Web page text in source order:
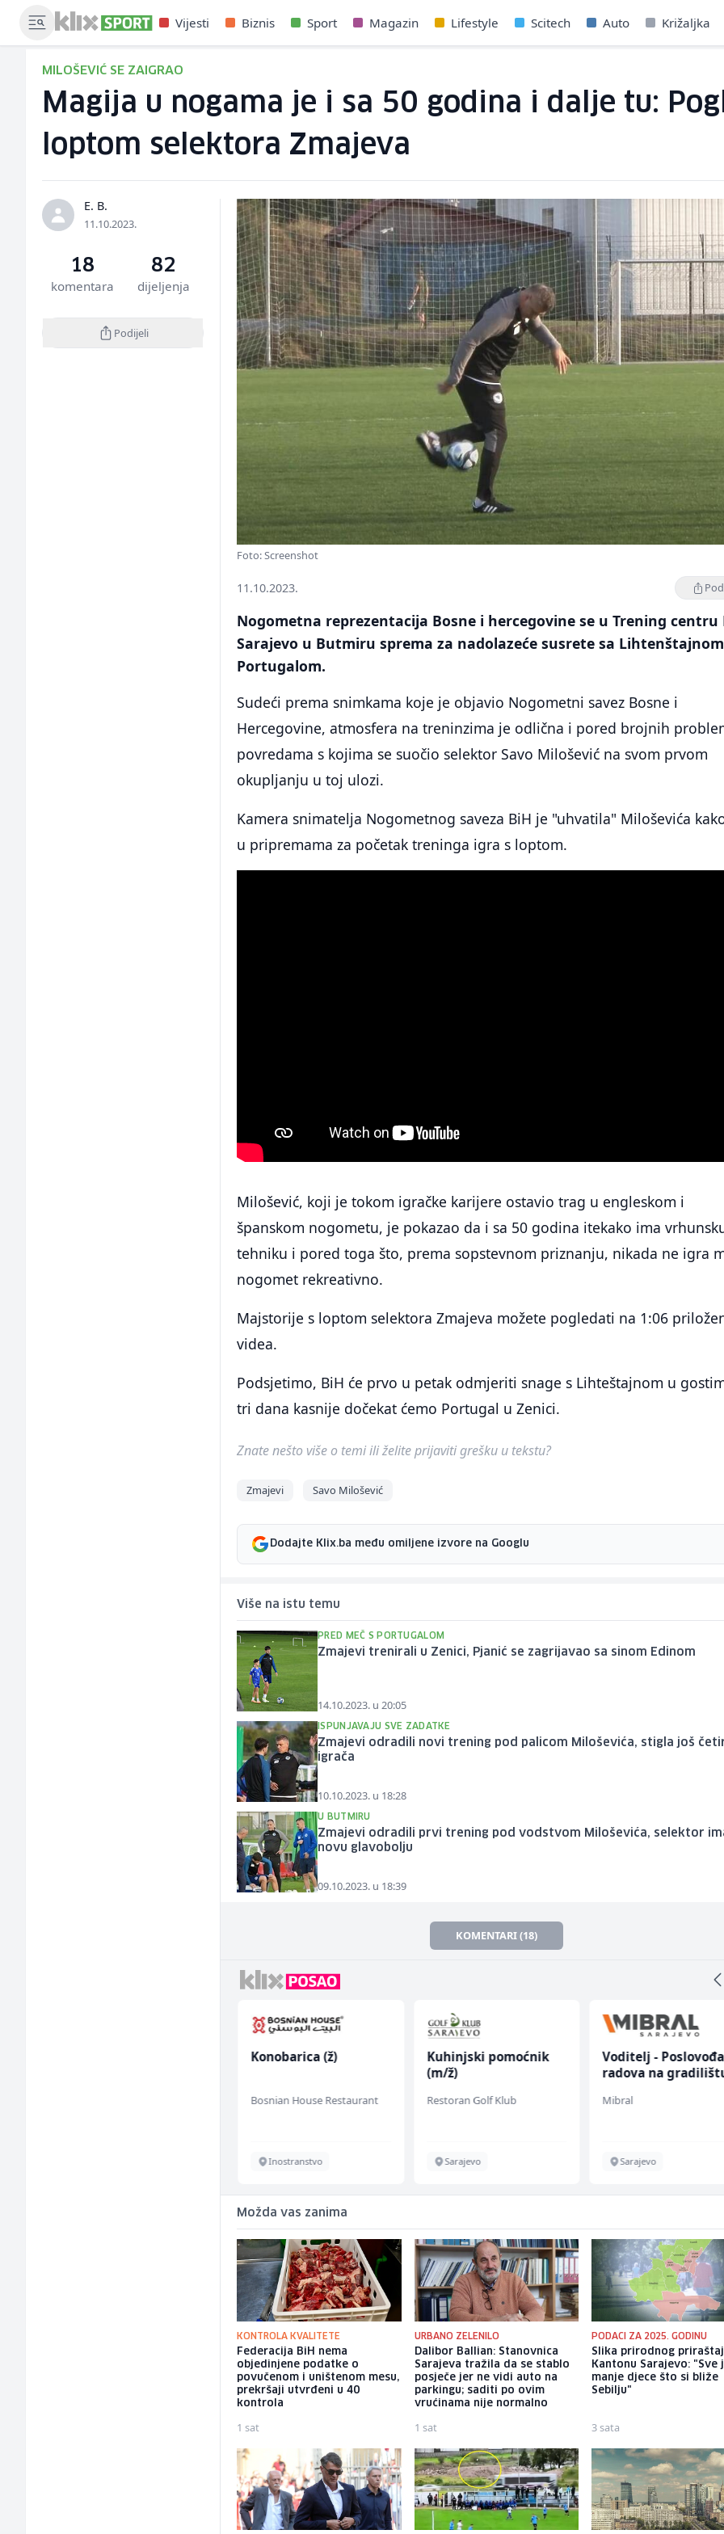
Vijesti Biznis Sport Magazin Lifestyle Scitech Auto Križaljka
MILOŠEVIĆ SE ZAIGRAO
Magija u nogama je i sa 50 godina i dalje tu:
loptom selektora Zmajeva
E. B.
11.10.2023.
18
komentara
82
dijeljenja
Podijeli
Foto: Screenshot
11.10.2023.
Nogometna reprezentacija Bosne i hercegovine se u Trening centru
Sarajevo u Butmiru sprema za nadolazeće susrete sa
Portugalom.
Sudeći prema snimkama koje je objavio Nogometni savez Bosne i
Hercegovine, atmosfera na treninzima je odlična i pored brojnih
povredama s kojima se suočio selektor Savo Milošević na svom prvom
okupljanju u toj ulozi.
Kamera snimatelja Nogometnog saveza BiH je "uhvatila" Miloševića
u pripremama za početak treninga igra s loptom.
Milošević, koji je tokom igračke karijere ostavio trag u engleskom i
španskom nogometu, je pokazao da i sa 50 godina itekako ima
tehniku i pored toga što, prema sopstevnom priznanju, nikada ne igra
nogomet rekreativno.
Majstorije s loptom selektora Zmajeva možete pogledati na 1:06
videa.
Podsjetimo, BiH će prvo u petak odmjeriti snage s Lihteštajnom u
tri dana kasnije dočekat ćemo Portugal u Zenici.
Znate nešto više o temi ili želite prijaviti grešku u tekstu?
Zmajevi Savo Milošević
Dodajte Klix.ba među omiljene izvore na Googlu
Više na istu temu
PRED MEČ S PORTUGALOM
Zmajevi trenirali u Zenici, Pjanić se zagrijavao sa sinom Edinom
14.10.2023. u 20:05
ISPUNJAVAJU SVE ZADATKE
Zmajevi odradili novi trening pod palicom Miloševića, stigla još
igrača
10.10.2023. u 18:28
U BUTMIRU
Zmajevi odradili prvi trening pod vodstvom Miloševića, selektor
novu glavobolju
09.10.2023. u 18:39
KOMENTARI (18)
Konobarica (ž)
Bosnian House Restaurant
Inostranstvo
Kuhinjski pomoćnik
(m/ž)
Restoran Golf Klub
Sarajevo
Voditelj - Poslovođa
radova na
Mibral
Sarajevo
Možda vas zanima
KONTROLA KVALITETE
Federacija BiH nema
objedinjene podatke o
povučenom i uništenom mesu,
prekršaji utvrđeni u 40
kontrola
1 sat
URBANO ZELENILO
Dalibor Ballian: Stanovnica
Sarajeva tražila da se stablo
posječe jer ne vidi auto na
parkingu; saditi po ovim
vrućinama nije normalno
1 sat
PODACI ZA 2025. GODINU
Slika prirodnog
Kantonu Sarajevo: "Sve
manje djece što si bliže
Sebilju"
3 sata